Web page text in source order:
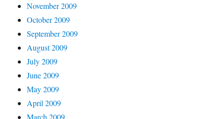
November 2009
October 2009
September 2009
August 2009
July 2009
June 2009
May 2009
April 2009
March 2009